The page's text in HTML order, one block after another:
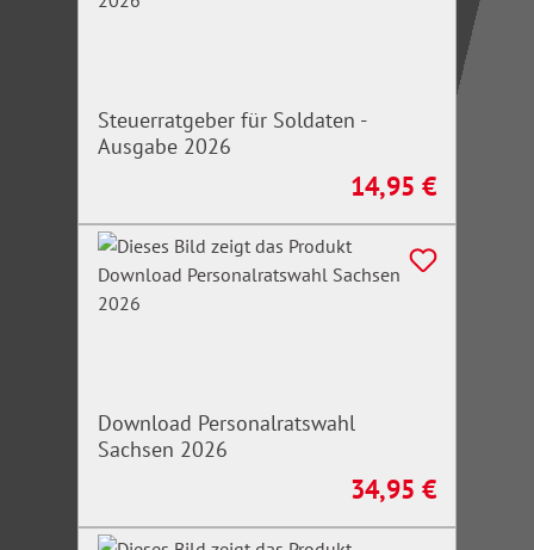
Steuerratgeber für Soldaten -
Ausgabe 2026
Regulärer Preis:
14,95 €
Download Personalratswahl
Sachsen 2026
Regulärer Preis:
34,95 €